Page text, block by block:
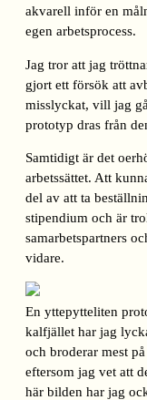
akvarell inför en
egen arbetsprocess.
Jag tror att jag
gjort ett försök att
misslyckat, vill jag
prototyp dras från
Samtidigt är det
arbetssättet. Att
del av att ta
stipendium och är
samarbetspartners
vidare.
En yttepytteliten
kalfjället har jag
och broderar mest
eftersom jag vet att
här bilden har jag